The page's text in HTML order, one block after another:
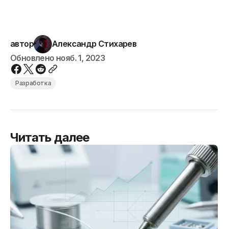
автор
Александр Стихарев
Обновлено нояб. 1, 2023
Разработка
Читать далее